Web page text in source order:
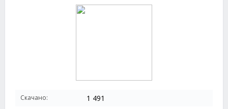
Скачано: 1 491